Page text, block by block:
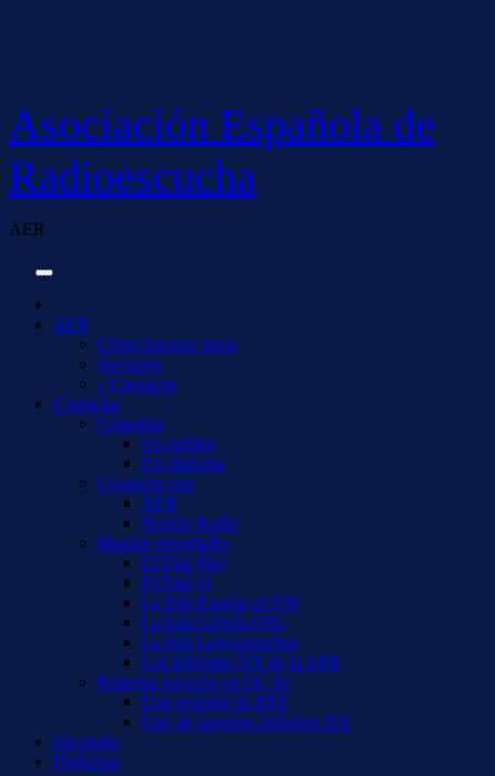
Asociación Española de
Radioescucha
AER
AER
Cómo hacerse socio
Servicios
– Contactar
Contactar
Consultar
Un pedido
Un diploma
Contactar con
AER
Notizie Radio
Mandar novedades
El Dial (fm)
El Dial (i)
La lista España en FM
La lista Galería QSL
La lista Logs/escuchas
Los informes DX de la AER
Reportar escucha en OC de
Una emisión de REE
Uno de nuestros informes DX
Diexismo
Diplomas